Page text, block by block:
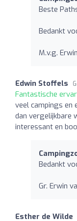
Beste
Bedankt
M.v.g.
Edwin Stoffels
Fantastische
veel campings en
dan vergelijkbare
interessant en
Bedankt
Gr. Erwin
Esther de Wilde